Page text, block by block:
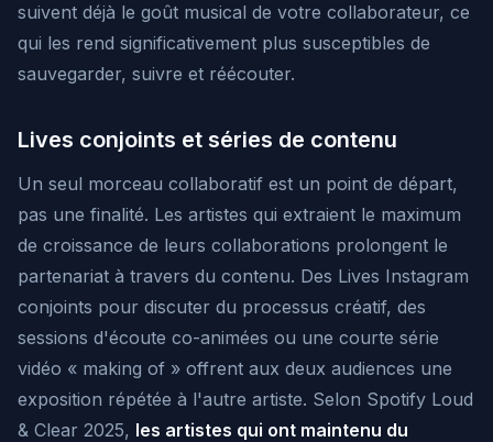
suivent déjà le goût musical de votre collaborateur, ce
qui les rend significativement plus susceptibles de
sauvegarder, suivre et réécouter.
Lives conjoints et séries de contenu
Un seul morceau collaboratif est un point de départ,
pas une finalité. Les artistes qui extraient le maximum
de croissance de leurs collaborations prolongent le
partenariat à travers du contenu. Des Lives Instagram
conjoints pour discuter du processus créatif, des
sessions d'écoute co-animées ou une courte série
vidéo « making of » offrent aux deux audiences une
exposition répétée à l'autre artiste. Selon Spotify Loud
& Clear 2025, les artistes qui ont maintenu du